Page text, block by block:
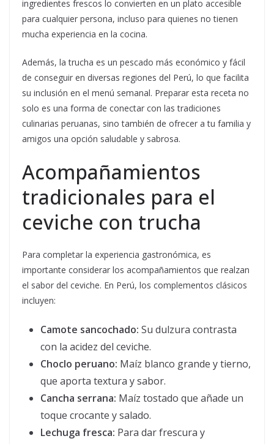
ingredientes frescos lo convierten en un plato accesible
para cualquier persona, incluso para quienes no tienen
mucha experiencia en la cocina.
Además, la trucha es un pescado más económico y fácil
de conseguir en diversas regiones del Perú, lo que facilita
su inclusión en el menú semanal. Preparar esta receta no
solo es una forma de conectar con las tradiciones
culinarias peruanas, sino también de ofrecer a tu familia y
amigos una opción saludable y sabrosa.
Acompañamientos
tradicionales para el
ceviche con trucha
Para completar la experiencia gastronómica, es
importante considerar los acompañamientos que realzan
el sabor del ceviche. En Perú, los complementos clásicos
incluyen:
Camote sancochado: Su dulzura contrasta
con la acidez del ceviche.
Choclo peruano: Maíz blanco grande y tierno,
que aporta textura y sabor.
Cancha serrana: Maíz tostado que añade un
toque crocante y salado.
Lechuga fresca: Para dar frescura y